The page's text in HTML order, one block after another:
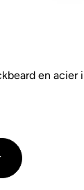
en acier